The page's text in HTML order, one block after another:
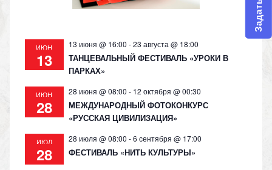
ИЮН
13
13 июня @ 16:00 -23 августа @ 18:00
ТАНЦЕВАЛЬНЫЙ ФЕСТИВАЛЬ «УРОКИ В
ПАРКАХ»
ИЮН
28
28 июня @ 08:00 - 12 октября @ 00:30
МЕЖДУНАРОДНЫЙ ФОТОКОНКУРС
«РУССКАЯ ЦИВИЛИЗАЦИЯ»
ИЮЛ
28
28 июля @ 08:00 -6 сентября @ 17:00
ФЕСТИВАЛЬ «НИТЬ КУЛЬТУРЫ»